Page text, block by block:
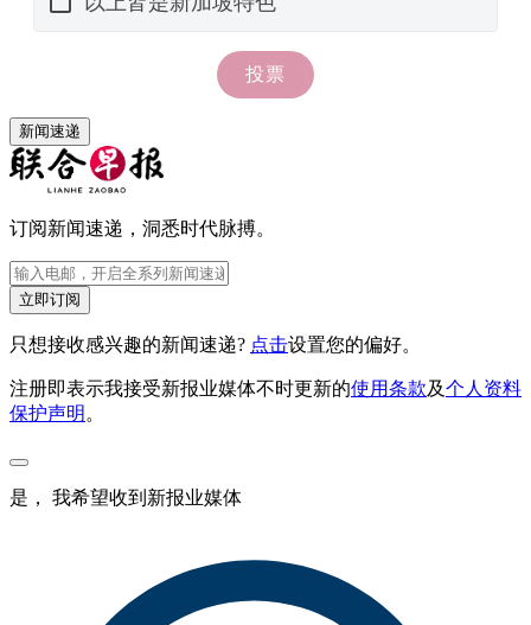
新闻速递
订阅新闻速递，洞悉时代脉搏。
立即订阅
只想接收感兴趣的新闻速递? 点击设置您的偏好。
注册即表示我接受新报业媒体不时更新的使用条款及个人资料
保护声明 。
是， 我希望收到新报业媒体